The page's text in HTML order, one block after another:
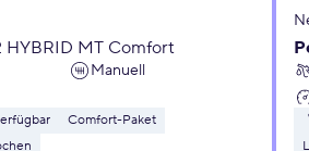
HYBRID MT Comfort
Manuell
Comfort-Paket